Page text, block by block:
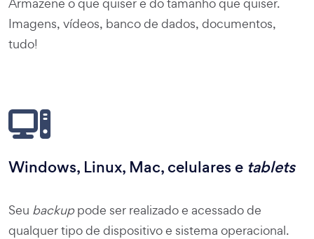
Imagens, vídeos, banco de dados, documentos,
tudo!
Windows, Linux, Mac, celulares e tablets
Seu backuppode ser realizado e acessado de
qualquer tipo de dispositivo e sistema operacional.